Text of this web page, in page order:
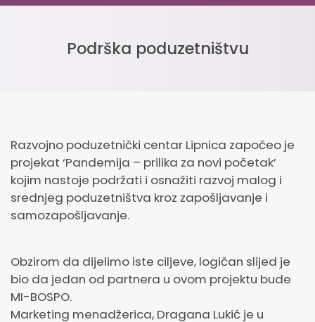
Podrška poduzetništvu
Razvojno poduzetnički centar Lipnica započeo je
projekat ‘Pandemija – prilika za novi početak’
kojim nastoje podržati i osnažiti razvoj malog i
srednjeg poduzetništva kroz zapošljavanje i
samozapošljavanje.
Obzirom da dijelimo iste ciljeve, logičan slijed je
bio da jedan od partnera u ovom projektu bude
MI-BOSPO.
Marketing menadžerica, Dragana Lukić je u